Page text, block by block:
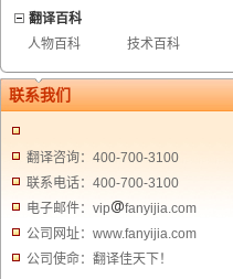
翻译百科
人物百科
技术百科
联系我们
翻译咨询：400-700-3100
联系电话：400-700-3100
电子邮件：vip
fanyijia.com
公司网址：www.fanyijia.com
公司使命：翻译佳天下！